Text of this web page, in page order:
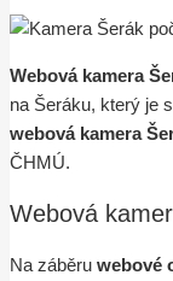
Webová kamera
na Šeráku, který je
webová kamera
ČHMÚ.
Webová
Na záběru webové